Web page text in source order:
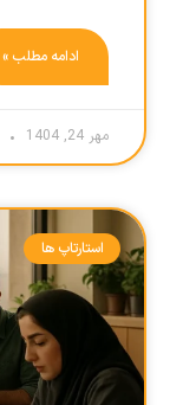
ادامه مطلب »
مهر 24, 1404
استارتاپ ها